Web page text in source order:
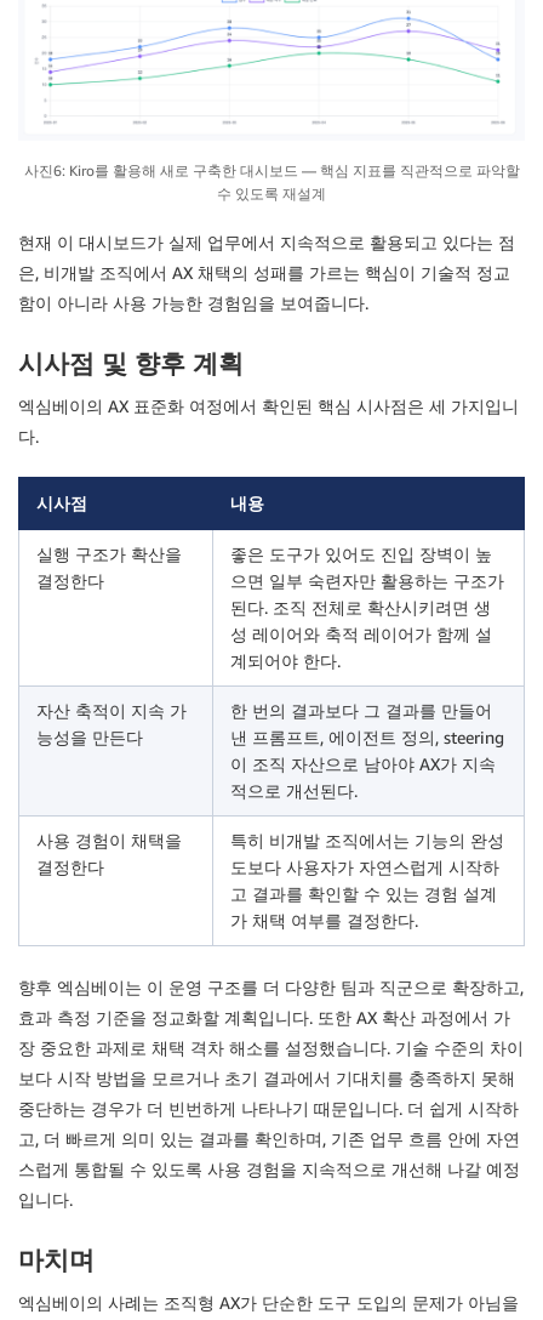
사진6: Kiro를 활용해 새로 구축한 대시보드 — 핵심 지표를 직관적으로 파악할
수 있도록 재설계
현재 이 대시보드가 실제 업무에서 지속적으로 활용되고 있다는 점
은, 비개발 조직에서 AX 채택의 성패를 가르는 핵심이 기술적 정교
함이 아니라 사용 가능한 경험임을 보여줍니다.
시사점 및 향후 계획
엑심베이의 AX 표준화 여정에서 확인된 핵심 시사점은 세 가지입니
다.
시사점 내용
실행 구조가 확산을
결정한다
좋은 도구가 있어도 진입 장벽이 높
으면 일부 숙련자만 활용하는 구조가
된다. 조직 전체로 확산시키려면 생
성 레이어와 축적 레이어가 함께 설
계되어야 한다.
자산 축적이 지속 가
능성을 만든다
한 번의 결과보다 그 결과를 만들어
낸 프롬프트, 에이전트 정의, steering
이 조직 자산으로 남아야 AX가 지속
적으로 개선된다.
사용 경험이 채택을
결정한다
특히 비개발 조직에서는 기능의 완성
도보다 사용자가 자연스럽게 시작하
고 결과를 확인할 수 있는 경험 설계
가 채택 여부를 결정한다.
향후 엑심베이는 이 운영 구조를 더 다양한 팀과 직군으로 확장하고,
효과 측정 기준을 정교화할 계획입니다. 또한 AX 확산 과정에서 가
장 중요한 과제로 채택 격차 해소를 설정했습니다. 기술 수준의 차이
보다 시작 방법을 모르거나 초기 결과에서 기대치를 충족하지 못해
중단하는 경우가 더 빈번하게 나타나기 때문입니다. 더 쉽게 시작하
고, 더 빠르게 의미 있는 결과를 확인하며, 기존 업무 흐름 안에 자연
스럽게 통합될 수 있도록 사용 경험을 지속적으로 개선해 나갈 예정
입니다.
마치며
엑심베이의 사례는 조직형 AX가 단순한 도구 도입의 문제가 아님을